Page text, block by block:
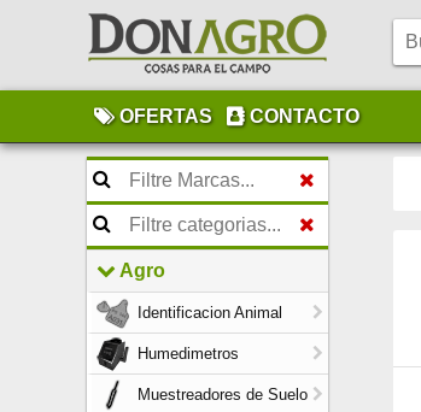
OFERTAS CONTACTO
Agro
Identificacion Animal
Humedimetros
Muestreadores de Suelo